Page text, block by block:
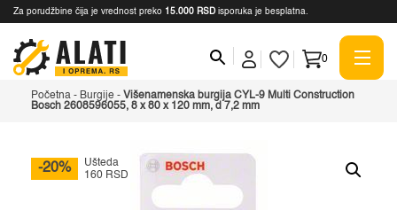
Za porudžbine čija je vrednost preko 15.000 RSD isporuka je besplatna.
0
Početna - Burgije - Višenamenska burgija CYL-9 Multi Construction
Bosch 2608596055, 8 x 80 x 120 mm, d 7,2 mm
-20%
Ušteda
160 RSD